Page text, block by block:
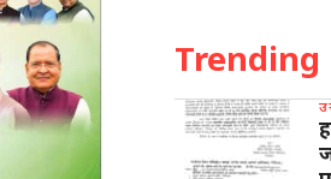
Trending